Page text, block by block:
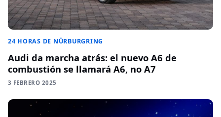
24 HORAS DE NÜRBURGRING
Audi da marcha atrás: el nuevo A6 de
combustión se llamará A6, no A7
3 FEBRERO 2025